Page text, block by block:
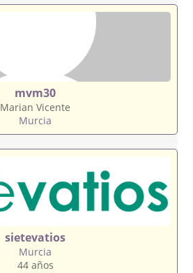
mvm30
Marian Vicente
Murcia
sietevatios
Murcia
44 años